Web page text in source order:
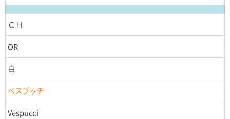
ＣＨ
OR
白
ベスプッチ
Vespucci